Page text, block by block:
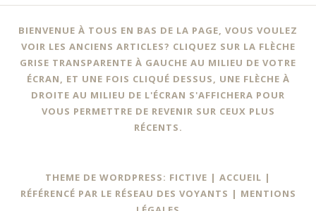
Navigation
des
articles
BIENVENUE À TOUS EN BAS DE LA PAGE, VOUS VOULEZ
VOIR LES ANCIENS ARTICLES? CLIQUEZ SUR LA FLÈCHE
GRISE TRANSPARENTE À GAUCHE AU MILIEU DE VOTRE
ÉCRAN, ET UNE FOIS CLIQUÉ DESSUS, UNE FLÈCHE À
DROITE AU MILIEU DE L'ÉCRAN S'AFFICHERA POUR
VOUS PERMETTRE DE REVENIR SUR CEUX PLUS
RÉCENTS.
THEME DE WORDPRESS: FICTIVE | ACCUEIL |
RÉFÉRENCÉ PAR LE RÉSEAU DES VOYANTS | MENTIONS